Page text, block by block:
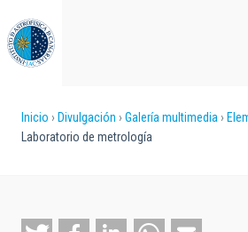
al
contenido
principal
Sobrescribir
ayuda
Inicio Divulgación Galería multimedia
Laboratorio de metrología